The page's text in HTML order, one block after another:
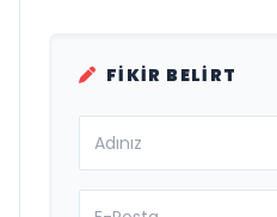
FIKIR BELIRT